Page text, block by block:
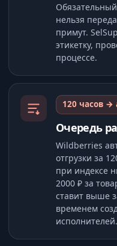
нельзя
примут.
этикетку,
процессе.
120 часов →
Очередь
Wildberries
отгрузки за
при индексе
2000 ₽ за
ставит выше
временем
исполнителей.